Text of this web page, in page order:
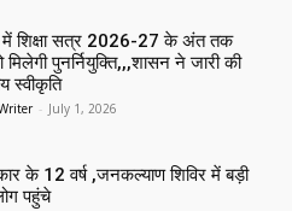
में शिक्षा सत्र 2026-27 के अंत तक
मिलेगी पुनर्नियुक्ति,,,शासन ने जारी की
स्वीकृति
- July 1, 2026
के 12 वर्ष ,जनकल्याण शिविर में बड़ी
पहुंचे